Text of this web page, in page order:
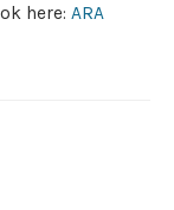
here: ARA